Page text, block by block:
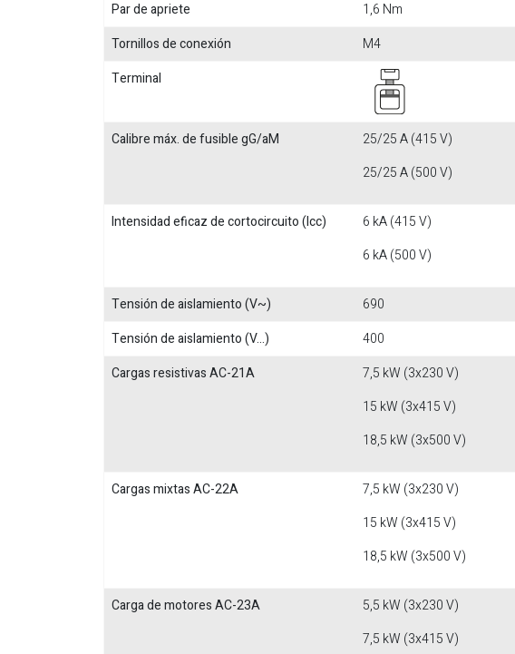
Par de apriete
1,6 Nm
Tornillos de conexión
M4
Terminal
Calibre máx. de fusible gG/aM
25/25 A (415 V)
25/25 A (500 V)
Intensidad eficaz de cortocircuito (Icc)
6 kA (415 V)
6 kA (500 V)
Tensión de aislamiento (V~)
690
Tensión de aislamiento (V...)
400
Cargas resistivas AC-21A
7,5 kW (3x230 V)
15 kW (3x415 V)
18,5 kW (3x500 V)
Cargas mixtas AC-22A
7,5 kW (3x230 V)
15 kW (3x415 V)
18,5 kW (3x500 V)
Carga de motores AC-23A
5,5 kW (3x230 V)
7,5 kW (3x415 V)